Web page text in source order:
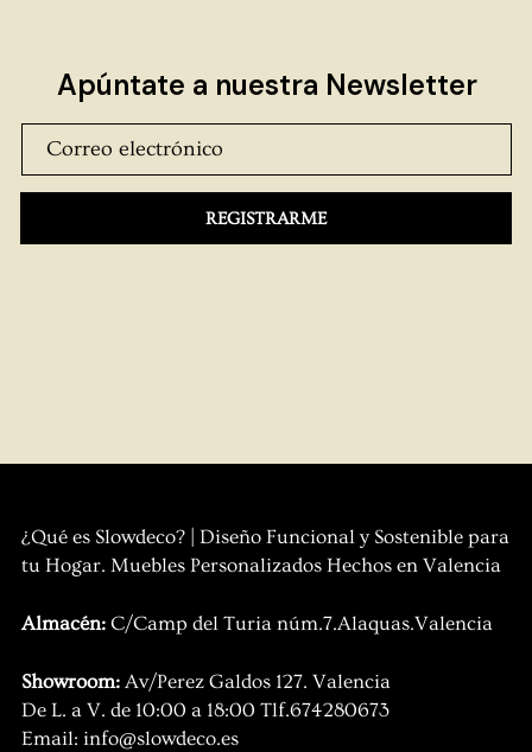
Apúntate a nuestra Newsletter
REGISTRARME
¿Qué es Slowdeco? | Diseño Funcional y Sostenible para
tu Hogar. Muebles Personalizados Hechos en Valencia
Almacén: C/Camp del Turia núm.7.Alaquas.Valencia
Showroom: Av/Perez Galdos 127. Valencia
De L. a V. de 10:00 a 18:00 Tlf.674280673
Email: info@slowdeco.es